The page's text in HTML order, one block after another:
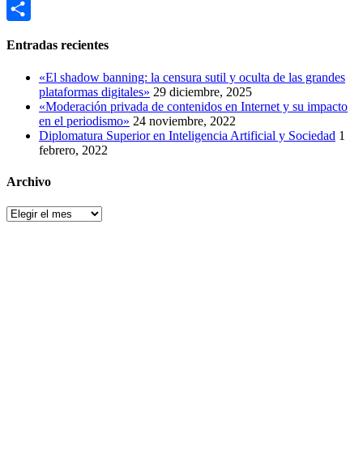
Pocket
Entradas recientes
«El shadow banning: la censura sutil y oculta de las grandes
plataformas digitales» 29 diciembre, 2025
«Moderación privada de contenidos en Internet y su impacto
en el periodismo» 24 noviembre, 2022
Diplomatura Superior en Inteligencia Artificial y Sociedad 1
febrero, 2022
Archivo
Archivo